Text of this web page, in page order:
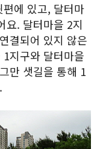
에 있고, 달터마
요. 달터마을 2지
결되어 있지 않은
지구와 달터마을
만 샛길을 통해 1